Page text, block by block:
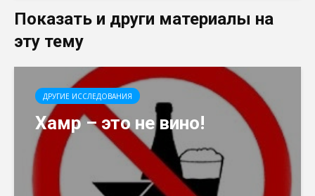
Показать и други материалы на
эту тему
ДРУГИЕ ИССЛЕДОВАНИЯ
Хамр – это не вино!